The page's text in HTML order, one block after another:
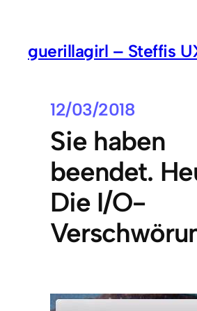
guerillagirl – Steffis
12/03/2018
Sie haben
beendet.
Die I/O-